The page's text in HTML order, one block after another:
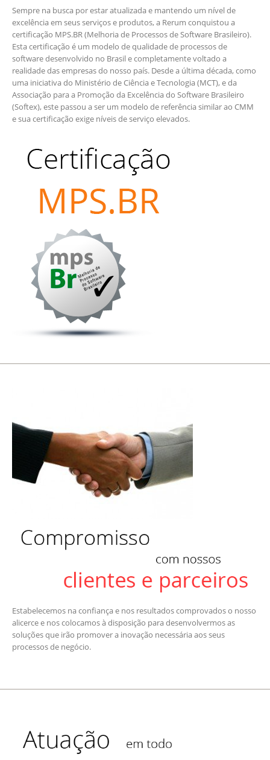
Sempre na busca por estar atualizada e mantendo um nível de
excelência em seus serviços e produtos, a Rerum conquistou a
certificação MPS.BR (Melhoria de Processos de Software Brasileiro).
Esta certificação é um modelo de qualidade de processos de
software desenvolvido no Brasil e completamente voltado a
realidade das empresas do nosso país. Desde a última década, como
uma iniciativa do Ministério de Ciência e Tecnologia (MCT), e da
Associação para a Promoção da Excelência do Software Brasileiro
(Softex), este passou a ser um modelo de referência similar ao CMM
e sua certificação exige níveis de serviço elevados.
Estabelecemos na confiança e nos resultados comprovados o nosso
alicerce e nos colocamos à disposição para desenvolvermos as
soluções que irão promover a inovação necessária aos seus
processos de negócio.